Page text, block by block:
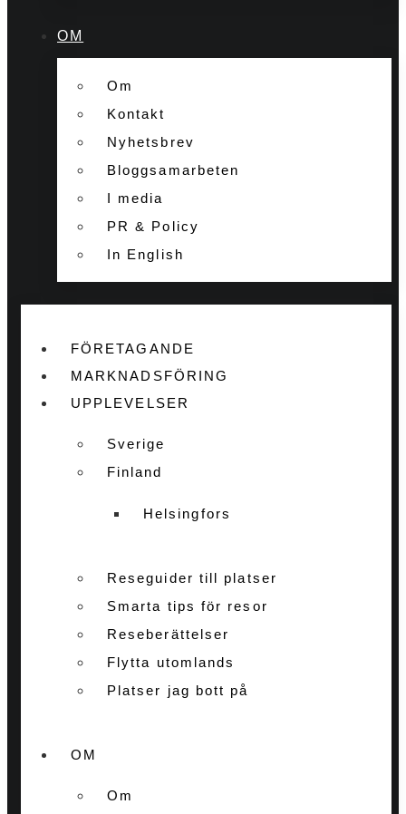
OM
Om
Kontakt
Nyhetsbrev
Bloggsamarbeten
I media
PR & Policy
In English
FÖRETAGANDE
MARKNADSFÖRING
UPPLEVELSER
Sverige
Finland
Helsingfors
Reseguider till platser
Smarta tips för resor
Reseberättelser
Flytta utomlands
Platser jag bott på
OM
Om